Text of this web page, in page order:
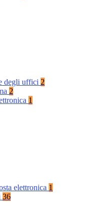
degli uffici 2
2
1
elettronica 1
36